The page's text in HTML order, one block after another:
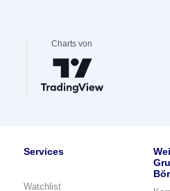
Charts von
Services
Watchlist